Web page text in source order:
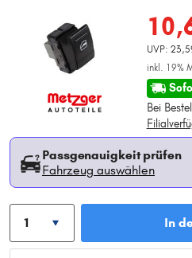
UVP:
inkl. 19%
Bei
Passgenauigkeit prüfen
Fahrzeug auswählen
In